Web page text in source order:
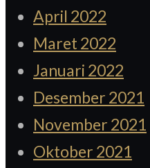
April 2022
Maret 2022
Januari 2022
Desember 2021
November 2021
Oktober 2021